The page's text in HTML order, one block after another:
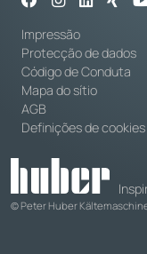
Impressão
Protecção de dados
Código de Conduta
Mapa do sítio
AGB
Definições de cookies
© Peter Huber